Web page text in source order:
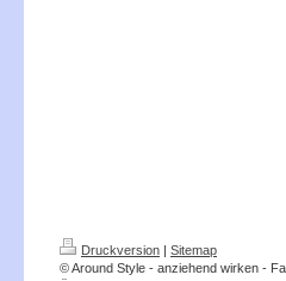
Druckversion | Sitemap
© Around Style - anziehend wirken -